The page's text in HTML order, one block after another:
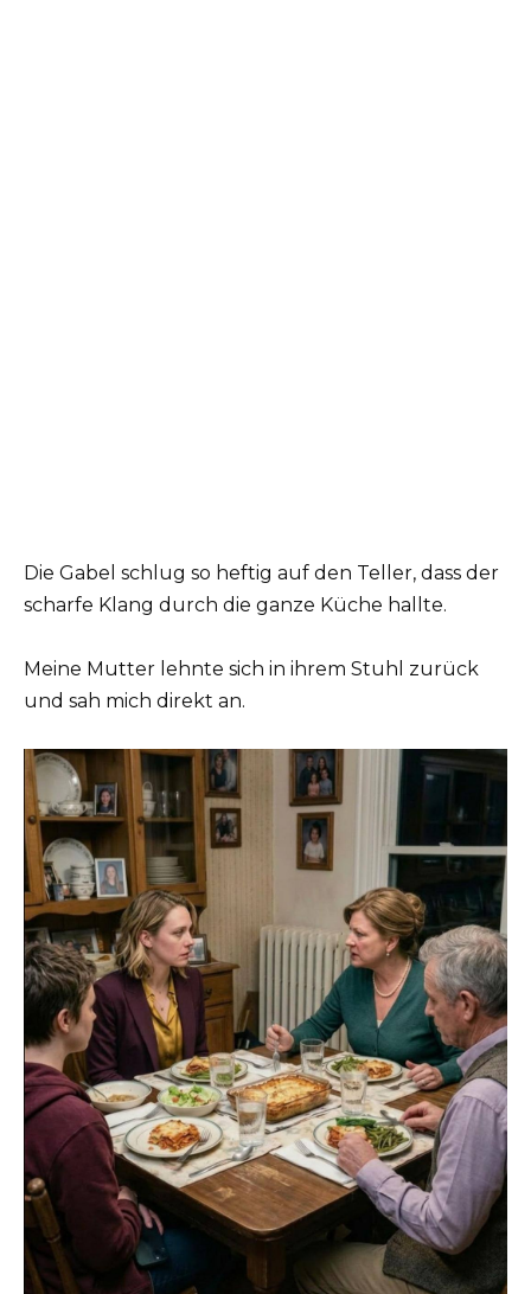
Die Gabel schlug so heftig auf den Teller, dass der
scharfe Klang durch die ganze Küche hallte.
Meine Mutter lehnte sich in ihrem Stuhl zurück
und sah mich direkt an.